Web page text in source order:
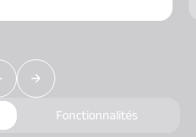
Fonctionnalités